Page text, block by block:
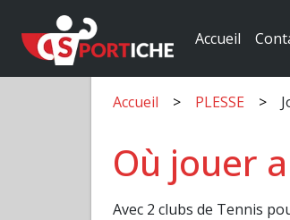
Accueil
Accueil PLESSE
Où jouer
Avec 2 clubs de Tennis